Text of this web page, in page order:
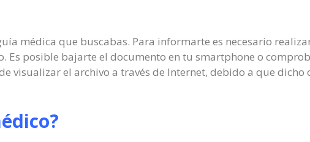
médica que buscabas. Para informarte es necesario
Es posible bajarte el documento en tu smartphone o
visualizar el archivo a través de Internet, debido a que dicho